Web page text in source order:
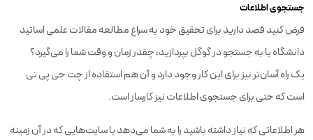
جستجوی اطلاعات
فرض کنید قصد دارید برای تحقیق خود به سراغ مطالعه مقالات علمی اساتید
دانشگاه یا به جستجو در گوگل بپردازید، چقدر زمان و وقت شما را می‌گیرد؟
یک راه آسان‌تر نیز برای این کار وجود دارد و آن هم استفاده از چت جی پی تی
است که حتی برای جستجوی اطلاعات نیز کارساز است.
هر اطلاعاتی که نیاز داشته باشید را به شما می‌دهد یا سایت‌هایی که در آن زمینه